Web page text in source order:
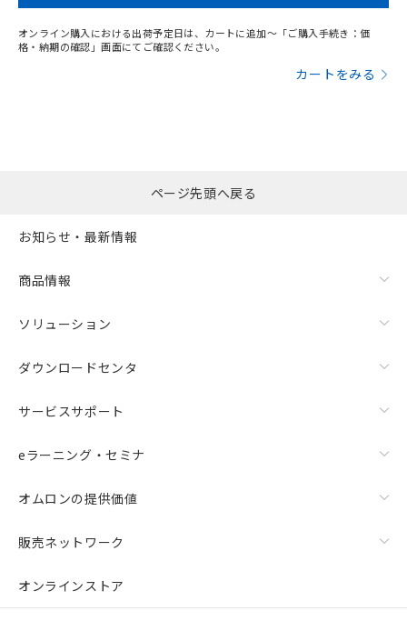
オンライン購入における出荷予定日は、カートに追加～「ご購入手続き：価
格・納期の確認」画面にてご確認ください。
カートをみる
ページ先頭へ戻る
お知らせ・最新情報
商品情報
ソリューション
ダウンロードセンタ
サービスサポート
eラーニング・セミナ
オムロンの提供価値
販売ネットワーク
オンラインストア